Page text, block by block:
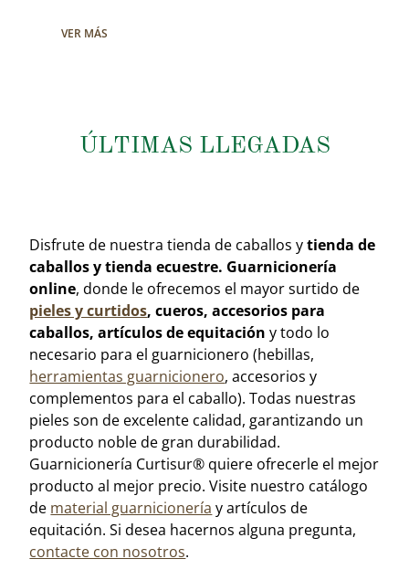
VER MÁS
ÚLTIMAS LLEGADAS
Disfrute de nuestra tienda de caballos ytienda de
caballos y tienda ecuestre. Guarnicionería
online, donde le ofrecemos el mayor surtido de
pieles y curtidos, cueros, accesorios para
caballos, artículos de equitación y todo lo
necesario para el guarnicionero (hebillas,
herramientas guarnicionero, accesorios y
complementos para el caballo). Todas nuestras
pieles son de excelente calidad, garantizando un
producto noble de gran durabilidad.
Guarnicionería Curtisur® quiere ofrecerle el mejor
producto al mejor precio. Visite nuestro catálogo
de material guarnicionería y artículos de
equitación. Si desea hacernos alguna pregunta,
contacte con nosotros.